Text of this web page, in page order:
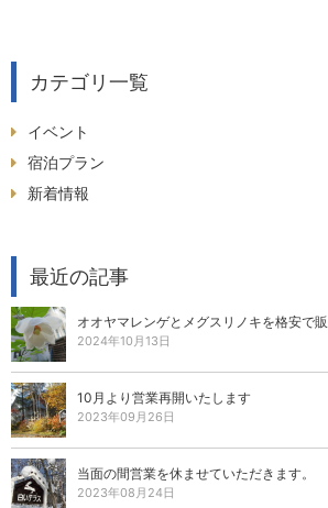
カテゴリ一覧
イベント
宿泊プラン
新着情報
最近の記事
オオヤマレンゲとメグスリノキを格安で
2024年10月13日
10月より営業再開いたします
2023年09月26日
当面の間営業を休ませていただきます。
2023年08月24日